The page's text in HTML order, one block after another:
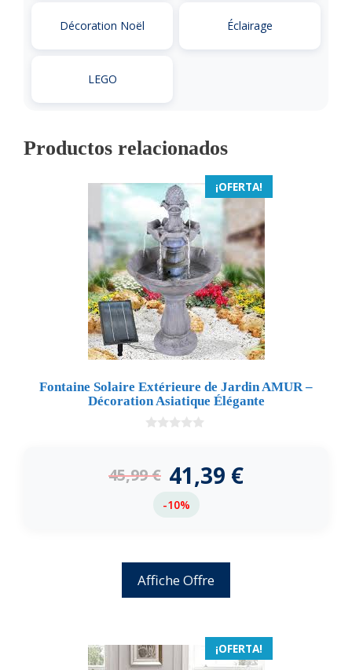
Décoration Noël Éclairage
LEGO
Productos relacionados
¡OFERTA!
Fontaine Solaire Extérieure de Jardin AMUR –
Décoration Asiatique Élégante
5
45,99€ 41,39 €
-10%
Affiche Offre
¡OFERTA!